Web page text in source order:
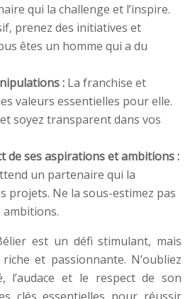
qui la challenge et l’inspire.
prenez des initiatives et
êtes un homme qui a du
: La franchise et
valeurs essentielles pour elle.
soyez transparent dans vos
de ses aspirations et ambitions :
un partenaire qui la
projets. Ne la sous-estimez pas
ambitions.
est un défi stimulant, mais
et passionnante. N’oubliez
l’audace et le respect de son